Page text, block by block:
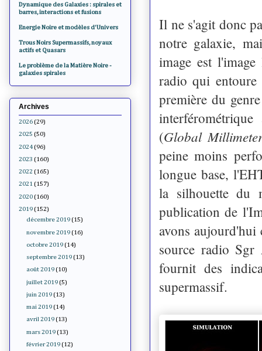
Il ne s'agit donc
notre galaxie,
image est
radio qui
première du
(Global
peine moins
longue base,
la silhouette du
publication de
avons
source radio
fournit des
supermassif.
Dynamique des Galaxies : spirales et
barres, interactions et fusions
Energie Noire et modèles d'Univers
Trous Noirs Supermassifs, noyaux
actifs et Quasars
Le problème de la Matière Noire -
galaxies spirales
Archives
2026 (29)
2025 (50)
2024 (96)
2023 (160)
2022 (165)
2021 (157)
2020 (160)
2019 (152)
décembre 2019 (15)
novembre 2019 (16)
octobre 2019 (14)
septembre 2019 (13)
août 2019 (10)
juillet 2019 (5)
juin 2019 (13)
mai 2019 (14)
avril 2019 (13)
mars 2019 (13)
février 2019 (12)